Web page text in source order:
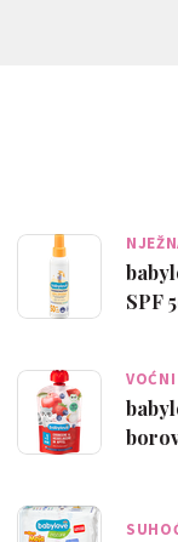
SPF